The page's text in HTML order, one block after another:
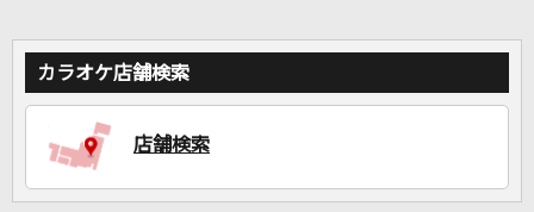
カラオケ店舗検索
店舗検索